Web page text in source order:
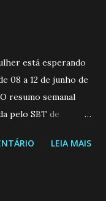
está esperando
08 a 12 de junho de
resumo semanal
pelo SBT de
06/26 a 14/06/26
LEIA MAIS